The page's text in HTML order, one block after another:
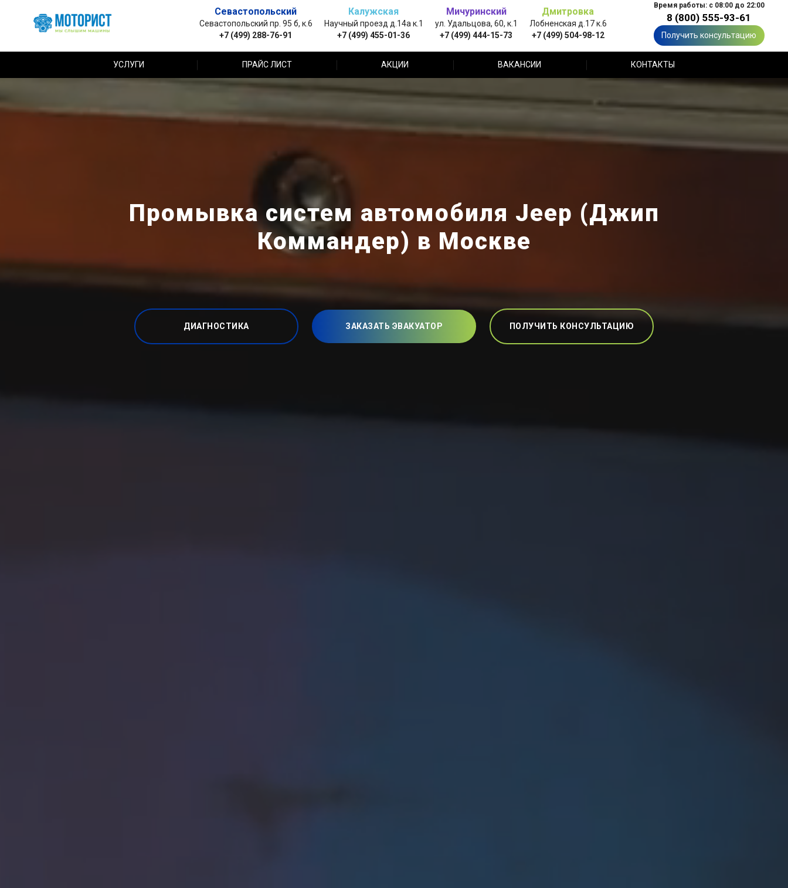
Севастопольский
Севастопольский пр. 95 б, к.6
+7 (499) 288-76-91
Калужская
Научный проезд д.14а к.1
+7 (499) 455-01-36
Мичуринский
ул. Удальцова, 60, к.1
+7 (499) 444-15-73
Дмитровка
Лобненская д.17 к.6
+7 (499) 504-98-12
Время работы: с 08:00 до 22:00
8 (800) 555-93-61
Получить консультацию
УСЛУГИ ПРАЙС ЛИСТ АКЦИИ ВАКАНСИИ КОНТАКТЫ
Промывка систем автомобиля Jeep (Джип
Коммандер) в Москве
ДИАГНОСТИКА ЗАКАЗАТЬ ЭВАКУАТОР ПОЛУЧИТЬ КОНСУЛЬТАЦИЮ